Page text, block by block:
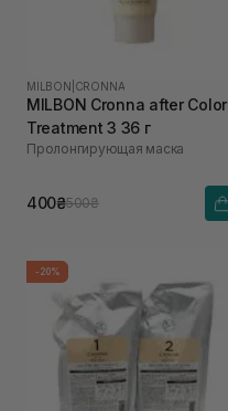
MILBON CRONNA
MILBON Cronna after Color
Treatment 3 36 г
Пролонгирующая маска
400₴500₴
-20%